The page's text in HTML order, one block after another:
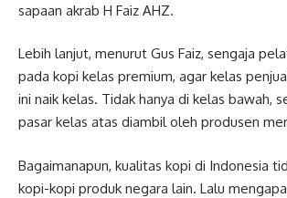
sapaan akrab H Faiz AHZ.
Lebih lanjut, menurut Gus Faiz, sengaja
pada kopi kelas premium, agar kelas
ini naik kelas. Tidak hanya di kelas bawah,
pasar kelas atas diambil oleh produsen
Bagaimanapun, kualitas kopi di Indonesia
kopi-kopi produk negara lain. Lalu